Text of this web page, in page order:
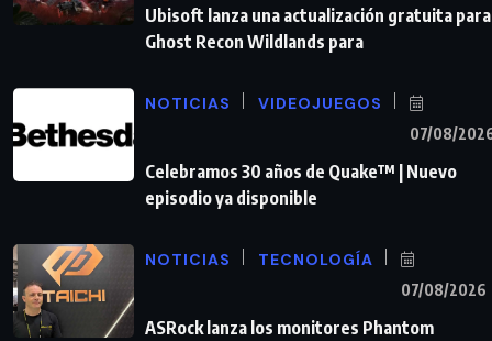
Ubisoft lanza una actualización gratuita para
Ghost Recon Wildlands para
NOTICIAS VIDEOJUEGOS
07/08/
Celebramos 30 años de Quake™ | Nuevo
episodio ya disponible
NOTICIAS TECNOLOGÍA
07/08/2026
ASRock lanza los monitores Phantom